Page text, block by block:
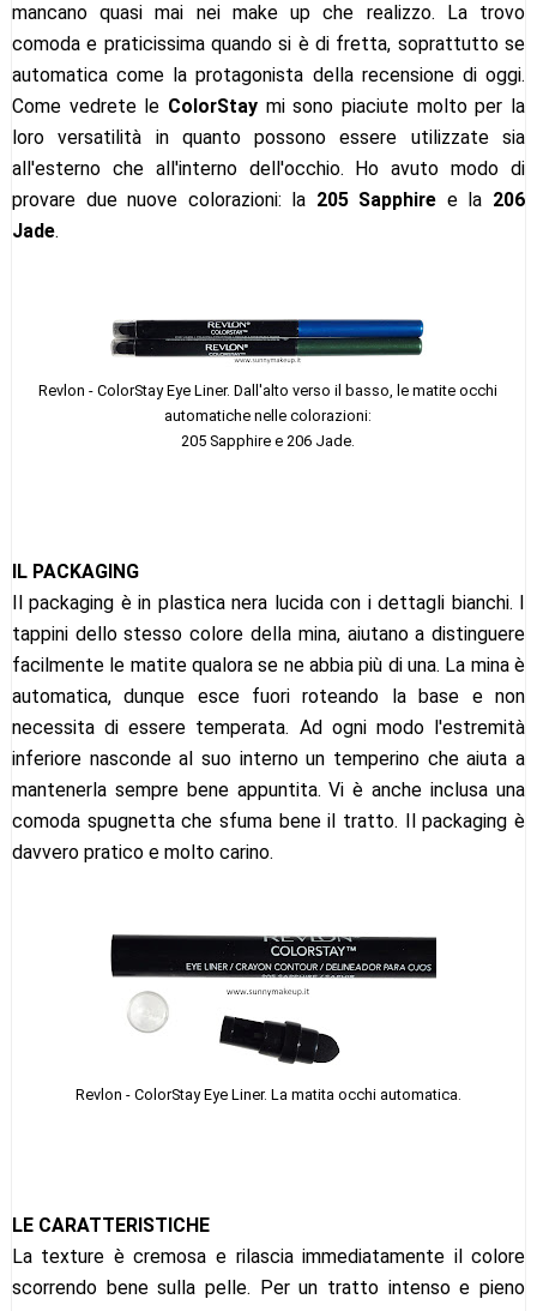
mancano quasi mai nei make up che realizzo. La trovo
comoda e praticissima quando si è di fretta, soprattutto se
automatica come la protagonista della recensione di oggi.
Come vedrete le ColorStaymi sono piaciute molto per la
loro versatilità in quanto possono essere utilizzate sia
all'esterno che all'interno dell'occhio. Ho avuto modo di
provare due nuove colorazioni: la 205 Sapphire e la 206
Jade.
Revlon - ColorStay Eye Liner. Dall'alto verso il basso, le matite occhi
automatiche nelle colorazioni:
205 Sapphire e 206 Jade.
IL PACKAGING
Il packaging è in plastica nera lucida con i dettagli bianchi. I
tappini dello stesso colore della mina, aiutano a distinguere
facilmente le matite qualora se ne abbia più di una. La mina è
automatica, dunque esce fuori roteando la base e non
necessita di essere temperata. Ad ogni modo l'estremità
inferiore nasconde al suo interno un temperino che aiuta a
mantenerla sempre bene appuntita. Vi è anche inclusa una
comoda spugnetta che sfuma bene il tratto. Il packaging è
davvero pratico e molto carino.
Revlon - ColorStay Eye Liner. La matita occhi automatica.
LE CARATTERISTICHE
La texture è cremosa e rilascia immediatamente il colore
scorrendo bene sulla pelle. Per un tratto intenso e pieno